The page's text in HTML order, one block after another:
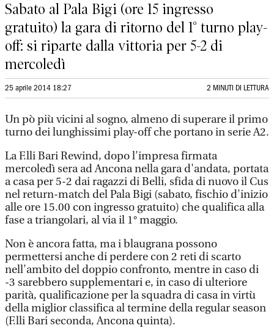
Sabato al Pala Bigi (ore 15 ingresso
gratuito) la gara di ritorno del 1° turno play-
off: si riparte dalla vittoria per 5-2 di
mercoledì
25 aprile 2014 18:27 2 MINUTI DI LETTURA
Un pò più vicini al sogno, almeno di superare il primo
turno dei lunghissimi play-off che portano in serie A2.
La F.lli Bari Rewind, dopo l'impresa firmata
mercoledì sera ad Ancona nella gara d'andata, portata
a casa per 5-2 dai ragazzi di Belli, sfida di nuovo il Cus
nel return-match del Pala Bigi (sabato, fischio d'inizio
alle ore 15.00 con ingresso gratuito) che qualifica alla
fase a triangolari, al via il 1° maggio.
Non è ancora fatta, ma i blaugrana possono
permettersi anche di perdere con 2 reti di scarto
nell'ambito del doppio confronto, mentre in caso di
-3 sarebbero supplementari e, in caso di ulteriore
parità, qualificazione per la squadra di casa in virtù
della miglior classifica al termine della regular season
(F.lli Bari seconda, Ancona quinta).